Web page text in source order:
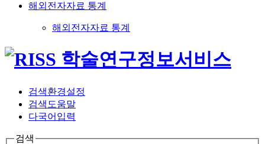
해외전자자료 통계
해외전자자료 통계
검색환경설정
검색도움말
다국어입력
검색